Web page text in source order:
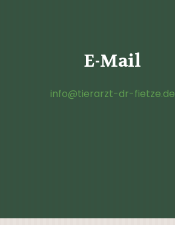
E-Mail
info@tierarzt-dr-fietze.de